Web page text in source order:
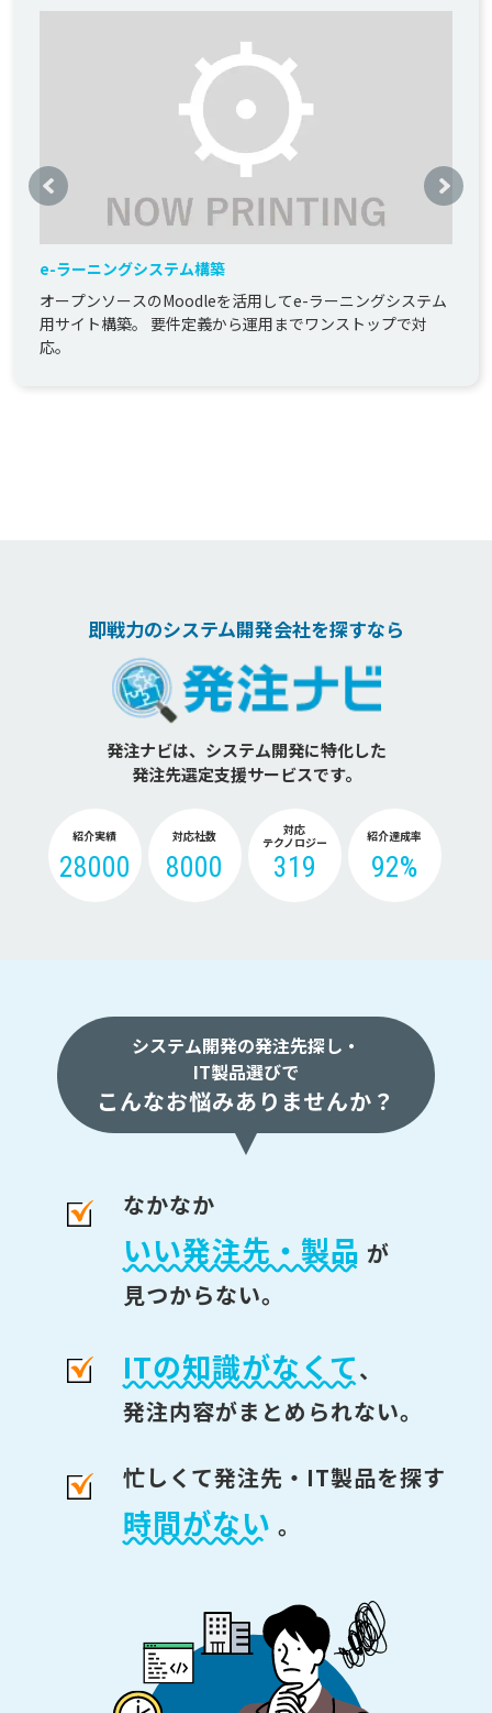
e-ラーニングシステム構築
オープンソースのMoodleを活用してe-ラーニングシステム
用サイト構築。 要件定義から運用までワンストップで対
応。
即戦力のシステム開発会社を探すなら
発注ナビは、システム開発に特化した
発注先選定支援サービスです。
紹介実績
28000
対応社数
8000
対応
テクノロジー
319
紹介達成率
92%
システム開発の発注先探し・
IT製品選びで
こんなお悩みありませんか？
なかなか
いい発注先・製品 が
見つからない。
ITの知識がなくて、
発注内容がまとめられない。
忙しくて発注先・IT製品を探す
時間がない 。